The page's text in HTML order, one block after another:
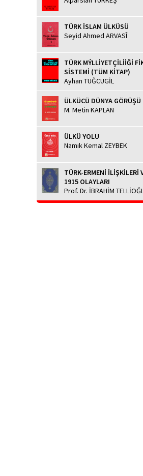
TÜRK İSLAM ÜLKÜSÜ
Seyid Ahmed ARVASÎ
TÜRK MÝLLİYETÇİLİİĞİ
SİSTEMİ (TÜM KİTAP)
Ayhan TUĞCUGİL
ÜLKÜCÜ DÜNYA GÖRÜŞÜ
M. Metin KAPLAN
ÜLKÜ YOLU
Namık Kemal ZEYBEK
TÜRK-ERMENİ İLİŞKİLERİ
1915 OLAYLARI
Prof. Dr. İBRAHİM